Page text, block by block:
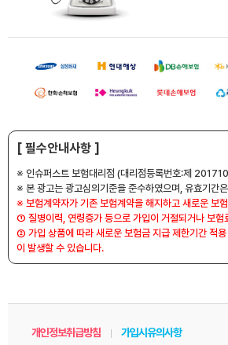
[ 필수안내사항 ]
※ 인슈퍼스트 보험대리점 (대리점등록번호:제
※ 본 광고는 광고심의기준을 준수하였으며, 유효기간
※ 보험계약자가 기존 보험계약을 해지하고 새로운 보
① 질병이력, 연령증가 등으로 가입이 거절되거나 보험
② 가입 상품에 따라 새로운 보험금 지급 제한기간 적
이 발생할 수 있습니다.
개인정보취급방침 가입시유의사항